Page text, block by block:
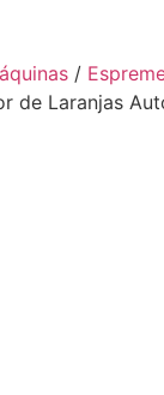
/
de Laranjas